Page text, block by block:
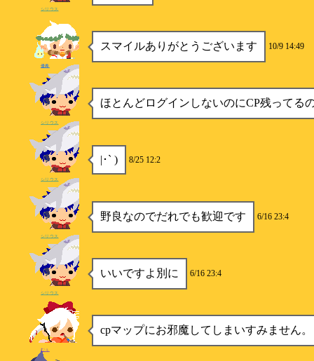
シリウス
スマイルありがとうございます 10/9 14:49
優希
ほとんどログインしないのにCP残ってる
シリウス
|･` ) 8/25 12:2
シリウス
野良なのでだれでも歓迎です 6/16 23:4
シリウス
いいですよ別に 6/16 23:4
シリウス
cpマップにお邪魔してしまいすみません。
むぅ